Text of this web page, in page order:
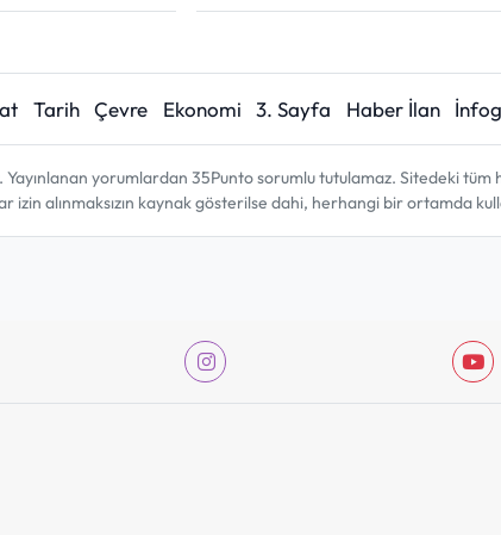
Tarih Çevre Ekonomi 3. Sayfa Haber İlan
yorumlardan 35Punto sorumlu tutulamaz. Sitedeki tüm
izin alınmaksızın kaynak gösterilse dahi, herhangi bir ortamda